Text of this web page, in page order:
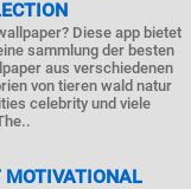
Diese app bietet
sammlung der besten
aus verschiedenen
von tieren wald natur
celebrity und viele
MOTIVATIONAL